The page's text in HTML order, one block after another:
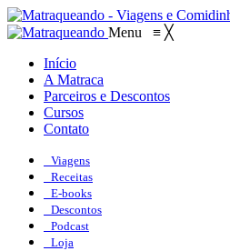
Menu ≡ ╳
Início
A Matraca
Parceiros e Descontos
Cursos
Contato
Viagens
Receitas
E-books
Descontos
Podcast
Loja